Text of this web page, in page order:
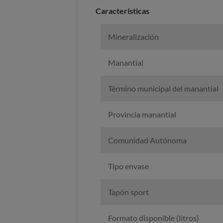
Caracterí­sticas
Mineralización
Manantial
Término municipal del manantial
Provincia manantial
Comunidad Autónoma
Tipo envase
Tapón sport
Formato disponible (litros)